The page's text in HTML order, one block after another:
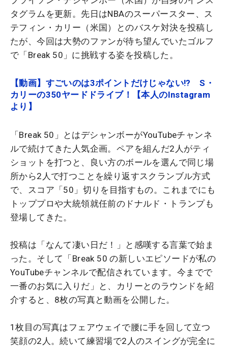
タグラムを更新。先日はNBAのスーパースター、ス
テフィン・カリー（米国）とのバスケ対決を投稿し
たが、今回は大勢のファンが待ち望んでいたゴルフ
で「Break 50」に挑戦する姿を投稿した。
【動画】すごいのは3ポイントだけじゃない!? S・
カリーの350ヤードドライブ！【本人のInstagram
より】
「Break 50」とはデシャンボーがYouTubeチャンネ
ルで続けてきた人気企画。ペアを組んだ2人がティ
ショットを打つと、良い方のボールを選んで同じ場
所から2人で打つことを繰り返すスクランブル方式
で、スコア「50」切りを目指すもの。これまでにも
トッププロや大統領就任前のドナルド・トランプも
登場してきた。
投稿は「なんて凄い日だ！」と感嘆する言葉で始ま
った。そして「Break 50 の新しいエピソードが私の
YouTubeチャンネルで配信されています。今までで
一番のお気に入りだ」と、カリーとのラウンドを紹
介すると、8枚の写真と動画を公開した。
1枚目の写真はフェアウェイで腰に手を回して立つ
笑顔の2人。続いて練習場で2人のスイングが完全に